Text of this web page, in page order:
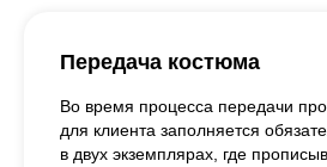
Передача костюма
Во время процесса передачи
для клиента заполняется
в двух экземплярах, где